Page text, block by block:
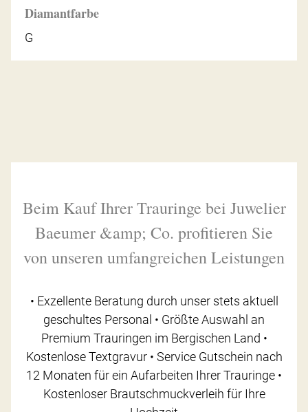
Diamantfarbe
G
Beim Kauf Ihrer Trauringe bei Juwelier
Baeumer &amp; Co. profitieren Sie
von unseren umfangreichen Leistungen
• Exzellente Beratung durch unser stets aktuell
geschultes Personal • Größte Auswahl an
Premium Trauringen im Bergischen Land •
Kostenlose Textgravur • Service Gutschein nach
12 Monaten für ein Aufarbeiten Ihrer Trauringe •
Kostenloser Brautschmuckverleih für Ihre